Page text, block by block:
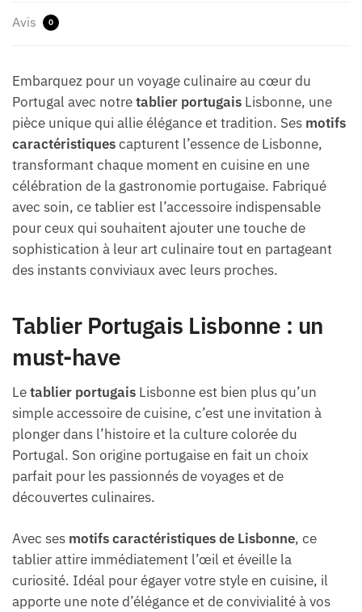
Avis 0
Embarquez pour un voyage culinaire au cœur du
Portugal avec notretablier portugais Lisbonne, une
pièce unique qui allie élégance et tradition. Ses motifs
caractéristiquescapturent l’essence de Lisbonne,
transformant chaque moment en cuisine en une
célébration de la gastronomie portugaise. Fabriqué
avec soin, ce tablier est l’accessoire indispensable
pour ceux qui souhaitent ajouter une touche de
sophistication à leur art culinaire tout en partageant
des instants conviviaux avec leurs proches.
Tablier Portugais Lisbonne : un
must-have
Letablier portugais Lisbonne est bien plus qu’un
simple accessoire de cuisine, c’est une invitation à
plonger dans l’histoire et la culture colorée du
Portugal. Son origine portugaise en fait un choix
parfait pour les passionnés de voyages et de
découvertes culinaires.
Avec ses motifs caractéristiques de Lisbonne, ce
tablier attire immédiatement l’œil et éveille la
curiosité. Idéal pour égayer votre style en cuisine, il
apporte une note d’élégance et de convivialité à vos